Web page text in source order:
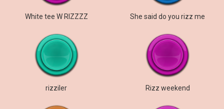
White tee W RIZZZZ She said do you rizz me
rizziler Rizz weekend